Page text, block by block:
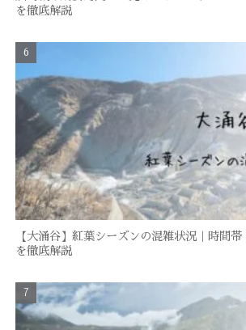
を徹底解説
【大涌谷】紅葉シーズンの混雑状況｜時間
を徹底解説